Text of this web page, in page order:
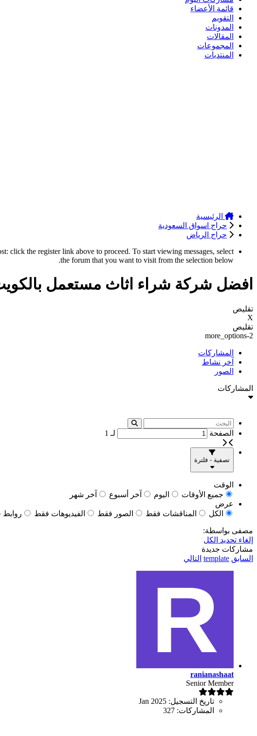
قائمة الأعضاء
التقويم
المدونات
المقالات
المجموعات
المنتديات
الرئيسية
حراج اسواق السعودية
حراج الرياض
click the register link above to proceed. To start viewing messages, select
the forum that you want to visit from the selection below.
افضل شركة شراء اثاث مستعمل
تقليص
X
تقليص
more_options-2
المشاركات
آخر نشاط
الصور
المشاركات
الصفحة لـ 1
تصفية - فلترة
الوقت
جميع الأوقات
اليوم آخر أسبوع
آخر شهر
عرض
الكل
المناقشات فقط الصور فقط الفيديوهات فقط
مصفى بواسطة:
إلغاء تحديد الكل
مشاركات جديدة
السابق template التالي
ranianashaat
Senior Member
تاريخ التسجيل: Jan 2025
المشاركات: 327